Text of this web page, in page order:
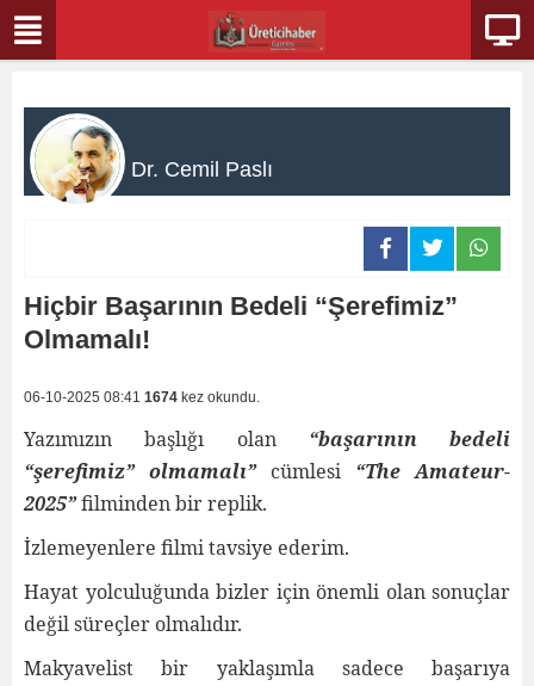
Dr. Cemil Paslı
Hiçbir Başarının Bedeli “Şerefimiz”
Olmamalı!
06-10-2025 08:41 1674 kez okundu.
Yazımızın başlığı olan “başarının bedeli
“şerefimiz” olmamalı”cümlesi “The Amateur-
2025”filminden bir replik.
İzlemeyenlere filmi tavsiye ederim.
Hayat yolculuğunda bizler için önemli olan sonuçlar
değil süreçler olmalıdır.
Makyavelist bir yaklaşımla sadece başarıya